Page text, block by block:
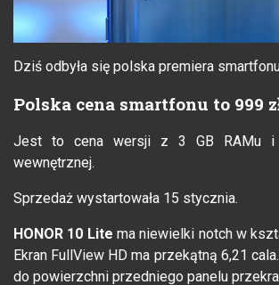
Dziś odbyła się polska premiera
Polska cena smartfonu to 999
Jest to cena wersji z 3 GB RAMu i
wewnętrznej.
Sprzedaż wystartowała 15 stycznia.
HONOR 10 Lite ma niewielki notch w
Ekran FullView HD ma przekątną 6,21
do powierzchni przedniego panelu